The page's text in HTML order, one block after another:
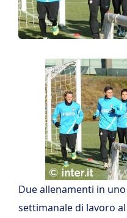
Due allenamenti in
settimanale di lavoro